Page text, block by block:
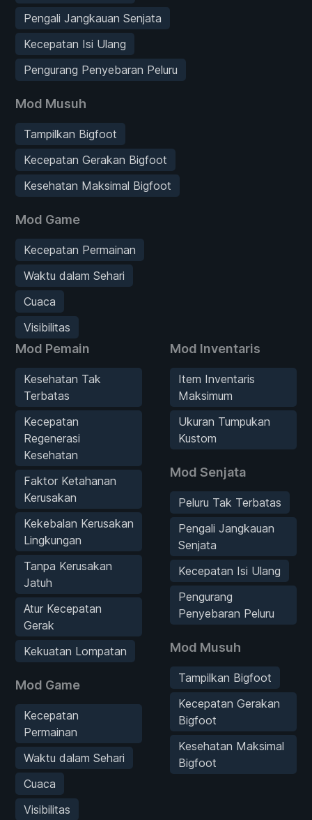
Pengali Jangkauan Senjata
Kecepatan Isi Ulang
Pengurang Penyebaran Peluru
Mod Musuh
Tampilkan Bigfoot
Kecepatan Gerakan Bigfoot
Kesehatan Maksimal Bigfoot
Mod Game
Kecepatan Permainan
Waktu dalam Sehari
Cuaca
Visibilitas
Mod Pemain
Kesehatan Tak
Terbatas
Kecepatan
Regenerasi
Kesehatan
Faktor Ketahanan
Kerusakan
Kekebalan Kerusakan
Lingkungan
Tanpa Kerusakan
Jatuh
Atur Kecepatan
Gerak
Kekuatan Lompatan
Mod Game
Kecepatan
Permainan
Waktu dalam Sehari
Cuaca
Visibilitas
Mod Inventaris
Item Inventaris
Maksimum
Ukuran Tumpukan
Kustom
Mod Senjata
Peluru Tak Terbatas
Pengali Jangkauan
Senjata
Kecepatan Isi Ulang
Pengurang
Penyebaran Peluru
Mod Musuh
Tampilkan Bigfoot
Kecepatan Gerakan
Bigfoot
Kesehatan Maksimal
Bigfoot